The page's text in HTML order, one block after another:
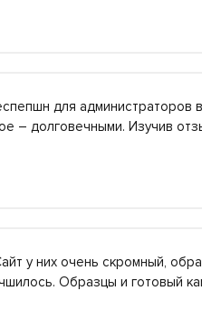
для администраторов
– долговечными. Изучив
у них очень скромный,
Образцы и готовый